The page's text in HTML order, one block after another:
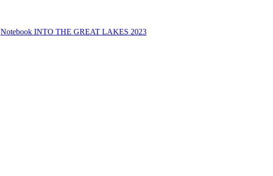
Notebook INTO THE GREAT LAKES 2023